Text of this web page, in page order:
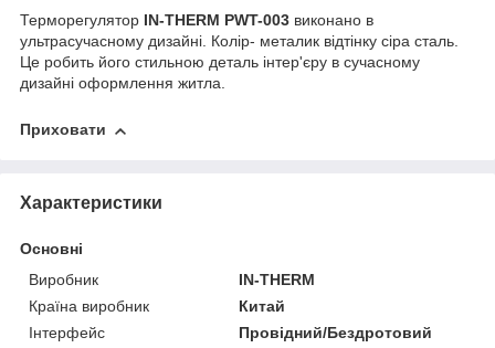
Терморегулятор IN-THERM PWT-003 виконано в
ультрасучасному дизайні. Колір- металик відтінку сіра сталь.
Це робить його стильною деталь інтер'єру в сучасному
дизайні оформлення житла.
Приховати
Характеристики
Основні
Виробник
IN-THERM
Країна виробник
Китай
Інтерфейс
Провідний/Бездротовий